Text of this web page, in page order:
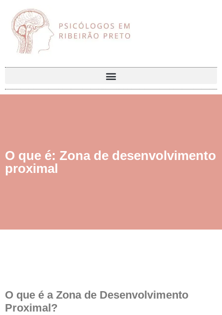
O que é: Zona de desenvolvimento
proximal
O que é a Zona de Desenvolvimento
Proximal?